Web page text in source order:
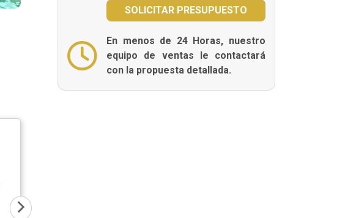
En menos de 24 Horas, nuestro
equipo de ventas le contactará
con la propuesta detallada.